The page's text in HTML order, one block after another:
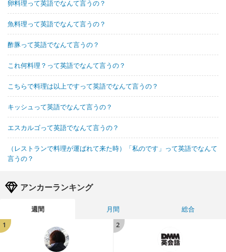
卵料理って英語でなんて言うの？
魚料理って英語でなんて言うの？
酢豚って英語でなんて言うの？
これ何料理？って英語でなんて言うの？
こちらで料理は以上ですって英語でなんて言うの？
キッシュって英語でなんて言うの？
エスカルゴって英語でなんて言うの？
（レストランで料理が運ばれて来た時）「私のです」って英語でなんて
言うの？
アンカーランキング
週間 月間
総合
1
2